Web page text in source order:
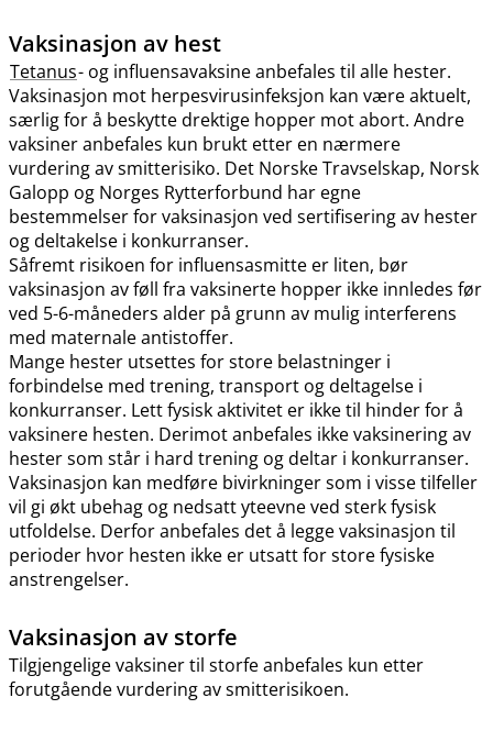
Vaksinasjon av hest
Tetanus- og influensavaksine anbefales til alle hester.
Vaksinasjon mot herpesvirusinfeksjon kan være aktuelt,
særlig for å beskytte drektige hopper mot abort. Andre
vaksiner anbefales kun brukt etter en nærmere
vurdering av smitterisiko. Det Norske Travselskap, Norsk
Galopp og Norges Rytterforbund har egne
bestemmelser for vaksinasjon ved sertifisering av hester
og deltakelse i konkurranser.
Såfremt risikoen for influensasmitte er liten, bør
vaksinasjon av føll fra vaksinerte hopper ikke innledes før
ved 5-6-måneders alder på grunn av mulig interferens
med maternale antistoffer.
Mange hester utsettes for store belastninger i
forbindelse med trening, transport og deltagelse i
konkurranser. Lett fysisk aktivitet er ikke til hinder for å
vaksinere hesten. Derimot anbefales ikke vaksinering av
hester som står i hard trening og deltar i konkurranser.
Vaksinasjon kan medføre bivirkninger som i visse tilfeller
vil gi økt ubehag og nedsatt yteevne ved sterk fysisk
utfoldelse. Derfor anbefales det å legge vaksinasjon til
perioder hvor hesten ikke er utsatt for store fysiske
anstrengelser.
Vaksinasjon av storfe
Tilgjengelige vaksiner til storfe anbefales kun etter
forutgående vurdering av smitterisikoen.